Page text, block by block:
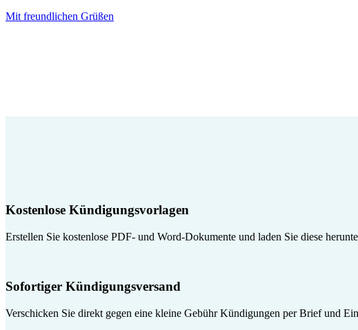
Mit freundlichen Grüßen
Kostenlose Kündigungsvorlagen
Erstellen Sie kostenlose PDF- und Word-Dokumente und laden Sie diese
Sofortiger Kündigungsversand
Verschicken Sie direkt gegen eine kleine Gebühr Kündigungen per Brief und